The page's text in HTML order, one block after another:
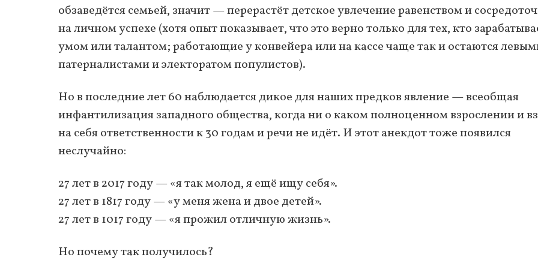
обзаведётся семьей, значит — перерастёт детское увлечение равенством и
на личном успехе (хотя опыт показывает, что это верно только для тех, кто
умом или талантом; работающие у конвейера или на кассе чаще так и остаются
патерналистами и электоратом популистов).
Но в последние лет 60 наблюдается дикое для наших предков явление — всеобщая
инфантилизация западного общества, когда ни о каком полноценном взрослении и
на себя ответственности к 30 годам и речи не идёт. И этот анекдот тоже появился
неслучайно:
27 лет в 2017 году — «я так молод, я ещё ищу себя».
27 лет в 1817 году — «у меня жена и двое детей».
27 лет в 1017 году — «я прожил отличную жизнь».
Но почему так получилось?